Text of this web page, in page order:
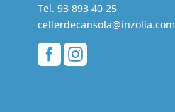
Tel. 93 893 40 25
cellerdecansola@inzolia.com
 